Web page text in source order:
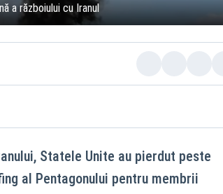
a războiului cu Iranul
Statele Unite au pierdut peste
al Pentagonului pentru membrii